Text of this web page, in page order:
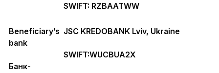
SWIFT: RZBAATWW
Beneficiary’s
bank
Банк-
JSC KREDOBANK Lviv, Ukraine
SWIFT:WUCBUA2X